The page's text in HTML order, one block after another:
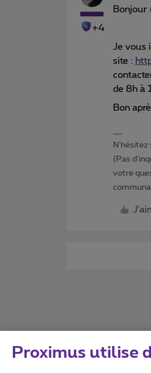
+4
Bonjour
Je vous
site :
de 8h à
Bon
N'hésitez
(Pas
votre
Proximus utilise